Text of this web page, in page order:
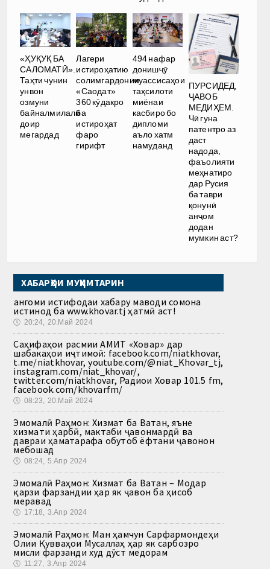
«ҲУҚУҚ БА
САЛОМАТӢ».
Таҳти чунин
унвон
озмуни
байналмилалӣ
доир
мегардад
Лагери
истироҳатию
солимгардонии
«Саодат»
360 кӯдакро
ба
истироҳат
фаро
гирифт
494 нафар
донишҷӯ
муассисаҳои
таҳсилоти
миёнаи
касбиро бо
дипломи
аъло хатм
намуданд
ПУРСИДЕД,
ҶАВОБ
МЕДИҲЕМ.
Чӣ гуна
патентро аз
даст
надода,
фаъолияти
меҳнатиро
дар Русия
ба таври
қонунӣ
анҷом
додан
мумкин аст?
ХАБАРҲОИ МУҲИМТАРИН
Ҳангоми истифодаи хабару маводи сомона
истинод ба www.khovar.tj ҳатмӣ аст!
🕔 20:24, 20.Май 2024
Саҳифаҳои расмии АМИТ «Ховар» дар
шабакаҳои иҷтимоӣ: facebook.com/niatkhovar,
t.me/niatkhovar, youtube.com/@niat_Khovar_tj,
instagram.com/niat_khovar/,
twitter.com/niatkhovar, Радиои Ховар 101.5 fm,
facebook.com/khovarfm/
🕔 08:23, 20.Май 2024
Эмомалӣ Раҳмон: Хизмат ба Ватан, яъне
хизмати ҳарбӣ, мактаби ҷавонмардӣ ва
давраи ҳаматарафа обутоб ёфтани ҷавонон
мебошад
🕔 08:24, 5.Апр 2024
Эмомалӣ Раҳмон: Хизмат ба Ватан – Модар
қарзи фарзандии ҳар як ҷавон ба ҳисоб
меравад
🕔 17:18, 3.Апр 2024
Эмомалӣ Раҳмон: Ман ҳамчун Сарфармондеҳи
Олии Қувваҳои Мусаллаҳ ҳар як сарбозро
мисли фарзанди худ дӯст медорам
🕔 11:27, 3.Апр 2024